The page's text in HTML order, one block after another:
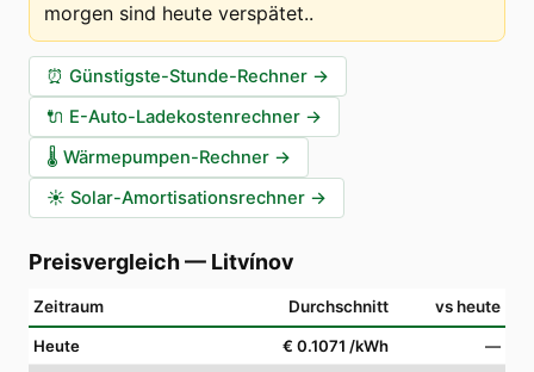
morgen sind heute verspätet..
⏰ Günstigste-Stunde-Rechner →
🔌 E-Auto-Ladekostenrechner →
🌡️ Wärmepumpen-Rechner →
☀️ Solar-Amortisationsrechner →
Preisvergleich— Litvínov
Zeitraum Durchschnitt vs heute
Heute € 0.1071 /kWh
—